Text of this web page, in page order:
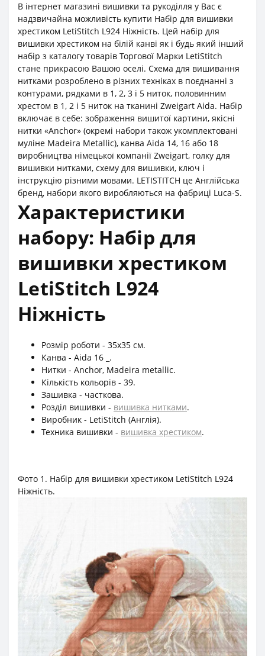
В інтернет магазині вишивки та рукоділля у Вас є
надзвичайна можливість купити Набір для вишивки
хрестиком LetiStitch L924 Ніжність. Цей набір для
вишивки хрестиком на білій канві як і будь який інший
набір з каталогу товарів Торгової Марки LetiStitch
стане прикрасою Вашою оселі. Схема для вишивання
нитками розроблено в різних техніках в поєднанні з
контурами, рядками в 1, 2, 3 і 5 ниток, половинним
хрестом в 1, 2 і 5 ниток на тканині Zweigart Aida. Набір
включає в себе: зображення вишитої картини, якісні
нитки «Anchor» (окремі набори також укомплектовані
муліне Madeira Metallic), канва Aida 14, 16 або 18
виробництва німецької компанії Zweigart, голку для
вишивки нитками, схему для вишивки, ключ і
інструкцію різними мовами. LETISTITCH це Англійська
бренд, набори якого виробляються на фабриці Luca-S.
Характеристики
набору: Набір для
вишивки хрестиком
LetiStitch L924
Ніжність
Розмір роботи - 35x35 см.
Канва - Aida 16 _.
Нитки - Anchor, Madeira metallic.
Кількість кольорів - 39.
Зашивка - часткова.
Розділ вишивки - вишивка нитками.
Виробник - LetiStitch (Англія).
Техника вишивки - вишивка хрестиком.
Фото 1. Набір для вишивки хрестиком LetiStitch L924
Ніжність.